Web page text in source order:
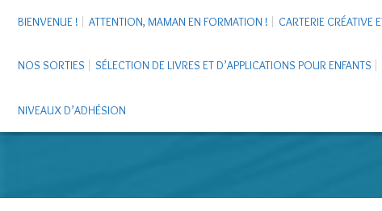
BIENVENUE ! ATTENTION, MAMAN EN FORMATION ! CARTERIE CRÉATIVE
NOS SORTIES SÉLECTION DE LIVRES ET D’APPLICATIONS POUR ENFANTS
NIVEAUX D’ADHÉSION